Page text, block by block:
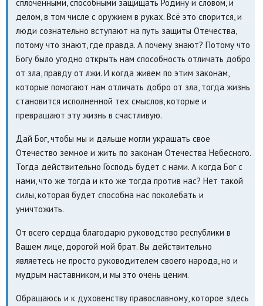
сплоченными, способными защищать Родину и словом, и
делом, в том числе с оружием в руках. Всё это спорится, и
люди сознательно вступают на путь защиты Отечества,
потому что знают, где правда. А почему знают? Потому что
Богу было угодно открыть нам способность отличать добро
от зла, правду от лжи. И когда живем по этим законам,
которые помогают нам отличать добро от зла, тогда жизнь
становится исполненной тех смыслов, которые и
превращают эту жизнь в счастливую.
Дай Бог, чтобы мы и дальше могли украшать свое
Отечество земное и жить по законам Отечества Небесного.
Тогда действительно Господь будет с нами. А когда Бог с
нами, что же тогда и кто же тогда против нас? Нет такой
силы, которая будет способна нас поколебать и
уничтожить.
От всего сердца благодарю руководство республики в
Вашем лице, дорогой мой брат. Вы действительно
являетесь не просто руководителем своего народа, но и
мудрым наставником, и мы это очень ценим.
Обращаюсь и к духовенству православному, которое здесь